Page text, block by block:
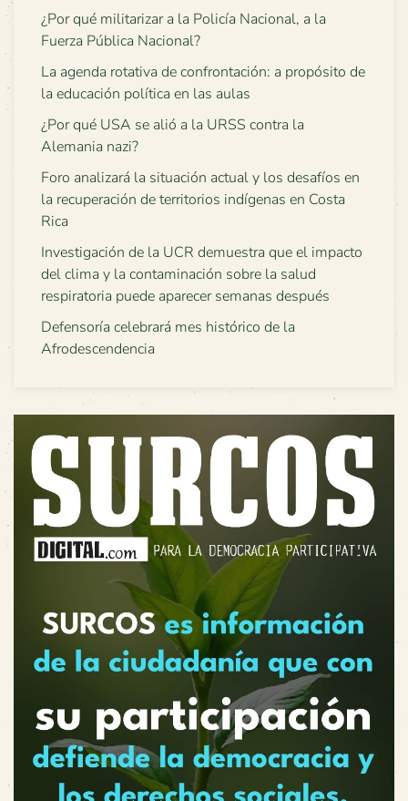
¿Por qué militarizar a la Policía Nacional, a la
Fuerza Pública Nacional?
La agenda rotativa de confrontación: a propósito de
la educación política en las aulas
¿Por qué USA se alió a la URSS contra la
Alemania nazi?
Foro analizará la situación actual y los desafíos en
la recuperación de territorios indígenas en Costa
Rica
Investigación de la UCR demuestra que el impacto
del clima y la contaminación sobre la salud
respiratoria puede aparecer semanas después
Defensoría celebrará mes histórico de la
Afrodescendencia